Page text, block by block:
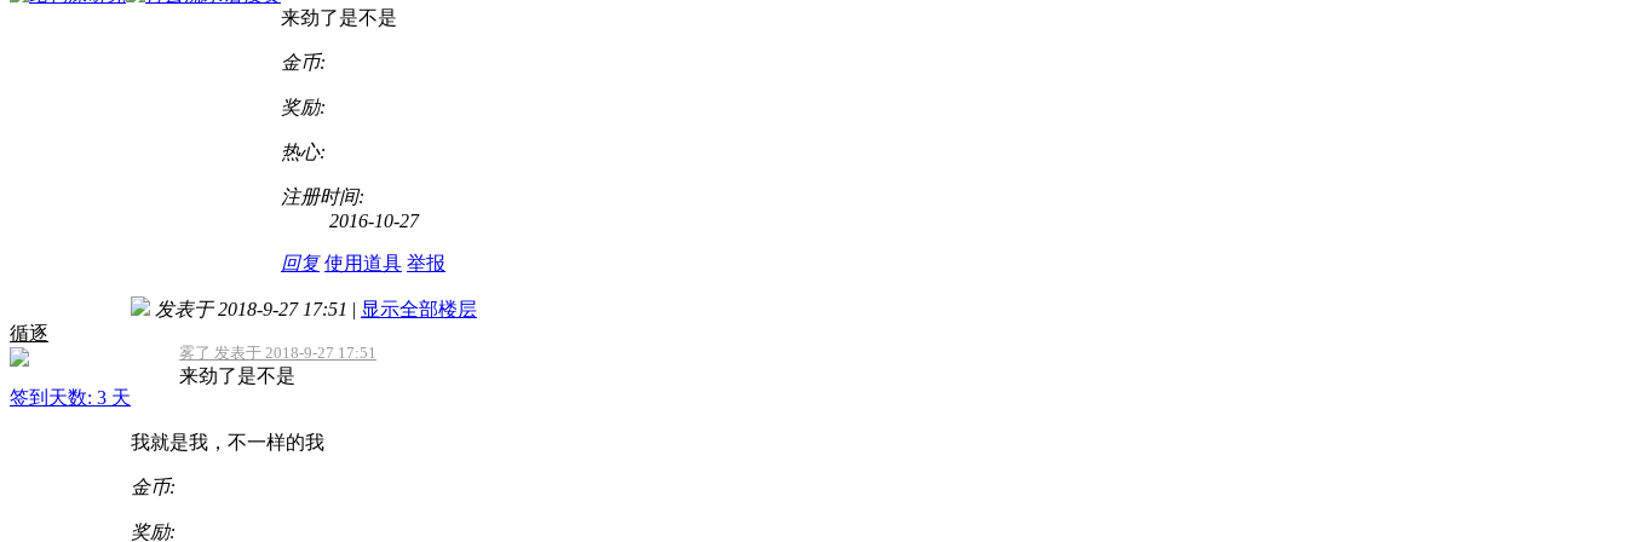
来劲了是不是
金币:
奖励:
热心:
注册时间:
2016-10-27
回复 使用道具 举报
循逐
签到天数: 3 天
发表于 2018-9-27 17:51 | 显示全部楼层
雾了 发表于 2018-9-27 17:51
来劲了是不是
我就是我，不一样的我
金币:
奖励: